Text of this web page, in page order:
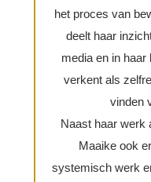
het proces van
deelt haar
media en in
verkent als
vinden
Naast haar werk
Maaike ook
systemisch werk